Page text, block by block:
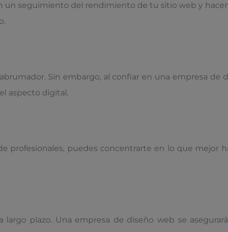
un seguimiento del rendimiento de tu sitio web y
Sin embargo, al confiar en una empresa de
aspecto digital.
profesionales, puedes concentrarte en lo que mejor
largo plazo. Una empresa de diseño web se